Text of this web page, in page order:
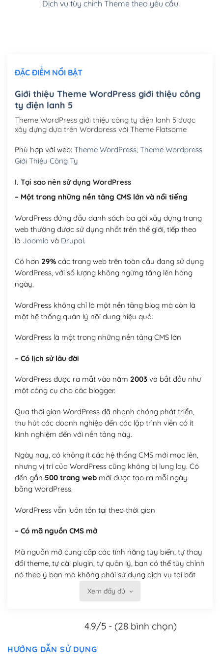
Cài đặt SMTP Mail cho site Wordpress(+100,000₫)
Mua thêm Host + Tên miền
Tên miền quốc tế .com .net .org (1 năm)
(+300,000₫)
Tên miền Việt Nam .vn (1 năm)
Hosting 2GB SSD (1 năm) (+450,000₫)
Hosting 3GB SSD (1 năm)(+550,000₫)
Hosting 5GB SSD (1 năm)
Hosting 8GB SSD (1 năm) (+950,000₫)
Dịch vụ tùy chỉnh Theme theo yêu cầu
ĐẶC ĐIỂM NỔI BẬT
Giới thiệu Theme WordPress giới thiệu công
ty điện lanh 5
Theme WordPress giới thiệu công ty điện lanh 5 được
xây dựng dựa trên Wordpress với Theme Flatsome
Phù hợp với web: Theme WordPress, Theme Wordpress
Giới Thiệu Công Ty
I. Tại sao nên sử dụng WordPress
– Một trong những nền tảng CMS lớn và nổi tiếng
WordPress đứng đầu danh sách ba gói xây dựng trang
web thường được sử dụng nhất trên thế giới, tiếp theo
là Joomla và Drupal.
Có hơn 29%các trang web trên toàn cầu đang sử dụng
WordPress, với số lượng không ngừng tăng lên hàng
ngày.
WordPress không chỉ là một nền tảng blog mà còn là
một hệ thống quản lý nội dung hiệu quả.
WordPress là một trong những nền tảng CMS lớn
– Có lịch sử lâu đời
WordPress được ra mắt vào năm 2003và bắt đầu như
một công cụ cho các blogger.
Qua thời gian WordPress đã nhanh chóng phát triển,
thu hút các doanh nghiệp đến các lập trình viên có ít
kinh nghiệm đến với nền tảng này.
Ngày nay, có không ít các hệ thống CMS mới mọc lên,
nhưng vị trí của WordPress cũng không bị lung lay. Có
đến gần 500 trang webmới được tạo ra mỗi ngày
bằng WordPress.
WordPress vẫn luôn tồn tại theo thời gian
– Có mã nguồn CMS mở
Mã nguồn mở cung cấp các tính năng tùy biến, tự thay
đổi theme, tự cài plugin, tự quản lý, bạn có thể tùy chỉnh
nó theo ý bạn mà không phải sử dụng dịch vụ tại bất
Xem đầy đủ
4.9/5 - (28 bình chọn)
HƯỚNG DẪN SỬ DỤNG